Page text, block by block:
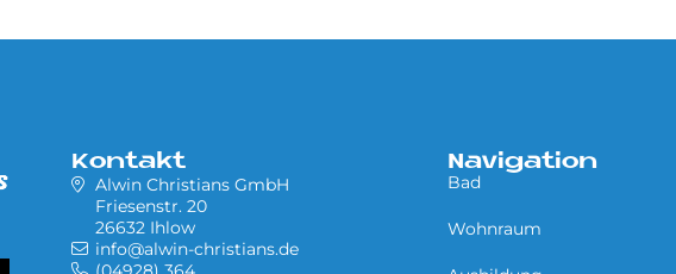
Kontakt
Alwin Christians GmbH
Friesenstr. 20
26632 Ihlow
info@alwin-christians.de
Navigation
Bad
Wohnraum